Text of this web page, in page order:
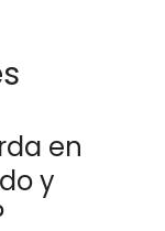
en
y